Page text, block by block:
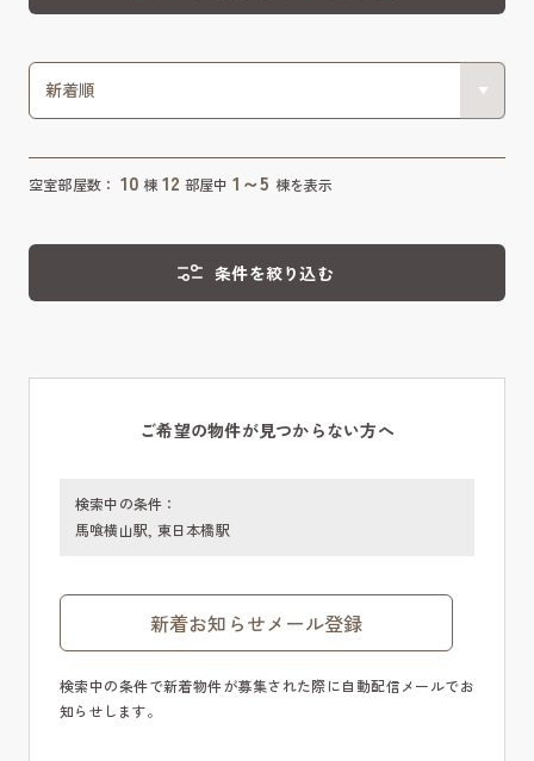
空室部屋数： 10 棟 12 部屋中 1～5 棟を表示
条件を絞り込む
ご希望の物件が見つからない方へ
検索中の条件：
馬喰横山駅, 東日本橋駅
新着お知らせメール登録
検索中の条件で新着物件が募集された際に自動配信メールでお
知らせします。